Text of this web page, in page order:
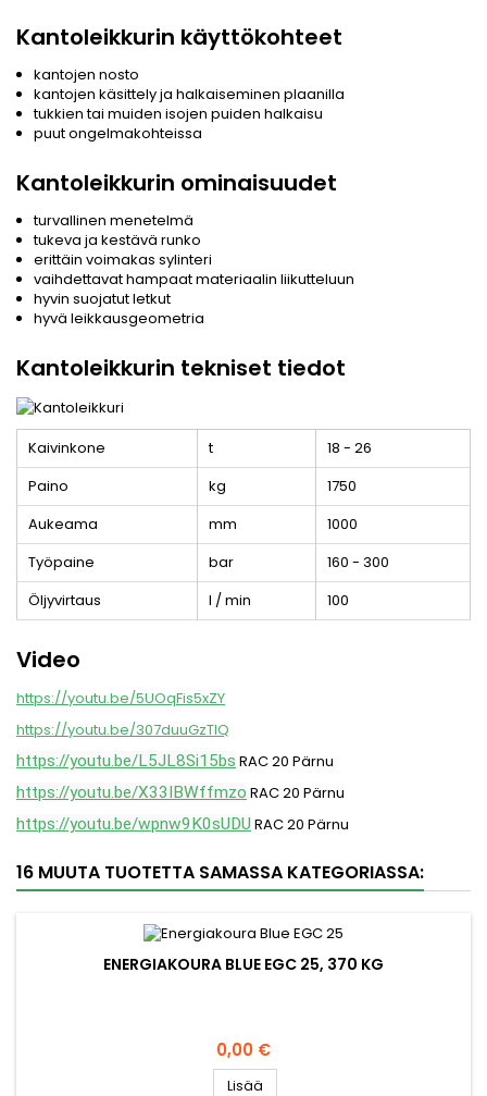
Kantoleikkurin käyttökohteet
kantojen nosto
kantojen käsittely ja halkaiseminen plaanilla
tukkien tai muiden isojen puiden halkaisu
puut ongelmakohteissa
Kantoleikkurin ominaisuudet
turvallinen menetelmä
tukeva ja kestävä runko
erittäin voimakas sylinteri
vaihdettavat hampaat materiaalin liikutteluun
hyvin suojatut letkut
hyvä leikkausgeometria
Kantoleikkurin tekniset tiedot
Kaivinkone t
18 - 26
Paino
kg
1750
Aukeama
mm
1000
Työpaine
bar
160 - 300
Öljyvirtaus
l / min 100
Video
https://youtu.be/5UOqFis5xZY
https://youtu.be/307duuGzTlQ
https://youtu.be/L5JL8Si15bs RAC 20 Pärnu
https://youtu.be/X33IBWffmzo RAC 20 Pärnu
https://youtu.be/wpnw9K0sUDU RAC 20 Pärnu
16 MUUTA TUOTETTA SAMASSA KATEGORIASSA:
ENERGIAKOURA BLUE EGC 25, 370 KG
Hinta
0,00 €
Lisää